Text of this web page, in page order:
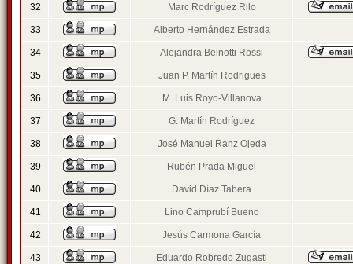
32 Marc Rodríguez Rilo
33 Alberto Hernández Estrada
34 Alejandra Beinotti Rossi
35 Juan P. Martín Rodrigues
36 M. Luis Royo-Villanova
37 G. Martín Rodríguez
38 José Manuel Ranz Ojeda
39 Rubén Prada Miguel
40 David Díaz Tabera
41 Lino Camprubí Bueno
42 Jesús Carmona García
43 Eduardo Robredo Zugasti